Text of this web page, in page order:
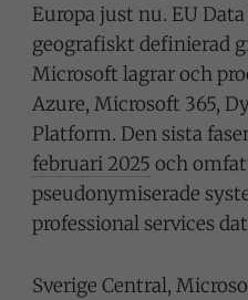
Europa just nu. EU
geografiskt definierad
Microsoft lagrar och
Azure, Microsoft 365,
Platform. Den sista
februari 2025 och
pseudonymiserade
professional services
Sverige Central,